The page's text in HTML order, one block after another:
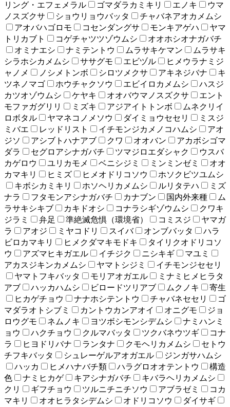
リング・エフェメラル
ゴマダラカミキリ エノキ
ウマ
ノスズクサ
ショウリョウバッタ
チャバネアオカメムシ
アオバハゴロモ
コセンダングサ モンキアゲハ
ヤマ
トリカブト
コゲチャツツゾウムシ
オオホシオナガバチ
オミナエシ
ナミテントウ ムラサキケマン
ムラサキ
シラホシカメムシ
ササグモ エビヅル
ヒメウラナミジ
ャノメ
ノシメトンボ シロツメクサ アキネジバナ
キ
ツネノマゴ
ホウチャクソウ エビイロカメムシ
ハスジ
カツオゾウムシ
ケヤキ オオバウマノスズクサ
エント
モファガグリリ
ミズキ アジアイトトンボ
ムネクリイ
ロボタル
ヤマネコノメソウ ダイミョウセセリ
ミスジ
ミバエ
レッドリスト イチモンジカメノコハムシ
アオ
ジソ
アシブトハナアブ クワ オオバン
アカボシゴマ
ダラ
セグロアシナガバチ ツマジロエダシャク
ウスバ
カゲロウ
ユリカモメ ベニシジミ ミンミンゼミ
オオ
カマキリ
ヒミズ ヒメオドリコソウ
ホソクビツユムシ
キボシカミキリ
ホソヘリカメムシ ルリタテハ
ミズ
ナラ
フタモンアシナガバチ カナブン 国内外来種
ム
ラサキシキブ
カキドオシ コナラシギゾウムシ
クワキ
ジラミ
弁足 準絶滅危惧（環境省） コミスジ
ヤマガ
ラ
アオジ ミヤコドリ スイバ オンブバッタ
ハラ
ビロカマキリ
ヒメクダマキモドキ
タイリクオドリコソ
ウ
アズマヒキガエル イチジク ニシキギ
マユミ
アカスジキンカメムシ
ヤマトシジミ
イチモンジセセリ
ヤマトフキバッタ
モリアオガエル
ミナミヒメヒラタ
アブ
ハッカハムシ ビロードツリアブ ムクノキ
寄生
ヒカゲチョウ
ナナホシテントウ チャバネセセリ
ゴ
マダラオトシブミ
カントウカンアオイ オニグモ
ジョ
ロウグモ
ネムノキ ヨツボシモンシデムシ
ナミハンミ
ョウ
ハクチョウ クルマバッタ ツクバネウツギ
コナ
ラ
ヒヨドリバナ ランタナ クモヘリカメムシ
セトウ
チフキバッタ
シュレーゲルアオガエル
ジンガサハムシ
ハッカ
ヒメハナバチ類 ハラグロオオテントウ
構造
色
ナミヒカゲ キアシナガバチ
キバラヘリカメムシ
クリ
ギフチョウ ツルニチニチソウ アブラゼミ
コカ
マキリ
オオヒラタシデムシ オドリコソウ
ダイサギ